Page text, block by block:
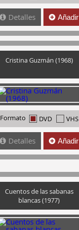
Detalles Añadir
Cristina Guzmán (1968)
Formato DVD VHS
Detalles Añadir
Cuentos de las sabanas
blancas (1977)